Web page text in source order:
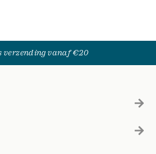
verzending vanaf €20